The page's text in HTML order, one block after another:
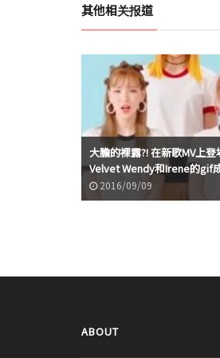
其他相关报道
大膽的裸露?! 在新歌MV上
Velvet Wendy和Irene的gif
2016/09/09
ABOUT